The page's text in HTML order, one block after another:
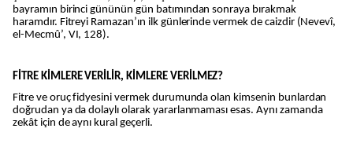
bayramın birinci gününün gün batımından sonraya bırakmak
haramdır. Fitreyi Ramazan’ın ilk günlerinde vermek de caizdir (Nevevî,
el-Mecmû’, VI, 128).
FİTRE KİMLERE VERİLİR, KİMLERE VERİLMEZ?
Fitre ve oruç fidyesini vermek durumunda olan kimsenin bunlardan
doğrudan ya da dolaylı olarak yararlanmaması esas. Aynı zamanda
zekât için de aynı kural geçerli.